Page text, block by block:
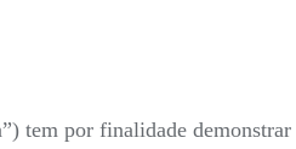
tem por finalidade